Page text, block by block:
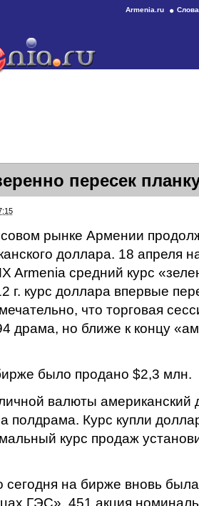
Armenia.ru
пересек
рынке Армении
доллара. 18 апреля
Armenia средний курс
г. курс доллара впервые
что торговая
драма, но ближе к концу
было продано $2,3 млн.
валюты американский
полдрама. Курс купли
курс продаж
сегодня на бирже вновь
ГЭС». 451 акция